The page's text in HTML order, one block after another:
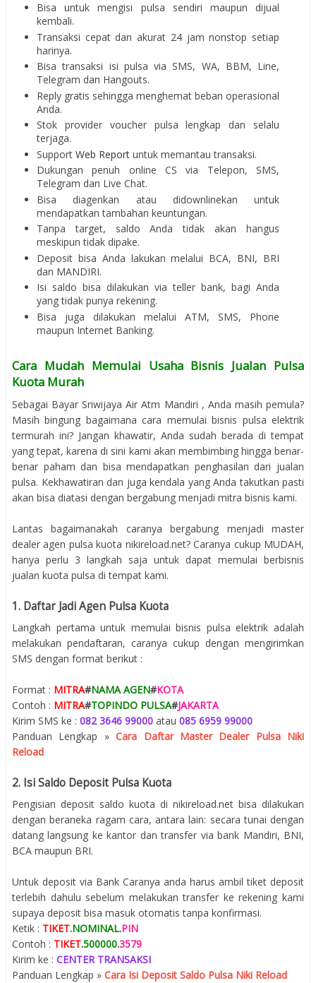
Bisa untuk mengisi pulsa sendiri maupun dijual
kembali.
Transaksi cepat dan akurat 24 jam nonstop setiap
harinya.
Bisa transaksi isi pulsa via SMS, WA, BBM, Line,
Telegram dan Hangouts.
Reply gratis sehingga menghemat beban operasional
Anda.
Stok provider voucher pulsa lengkap dan selalu
terjaga.
Support Web Report untuk memantau transaksi.
Dukungan penuh online CS via Telepon, SMS,
Telegram dan Live Chat.
Bisa diagenkan atau didownlinekan untuk
mendapatkan tambahan keuntungan.
Tanpa target, saldo Anda tidak akan hangus
meskipun tidak dipake.
Deposit bisa Anda lakukan melalui BCA, BNI, BRI
dan MANDIRI.
Isi saldo bisa dilakukan via teller bank, bagi Anda
yang tidak punya rekening.
Bisa juga dilakukan melalui ATM, SMS, Phone
maupun Internet Banking.
Cara Mudah Memulai Usaha Bisnis Jualan Pulsa
Kuota Murah
Sebagai Bayar Sriwijaya Air Atm Mandiri , Anda masih pemula?
Masih bingung bagaimana cara memulai bisnis pulsa elektrik
termurah ini? Jangan khawatir, Anda sudah berada di tempat
yang tepat, karena di sini kami akan membimbing hingga benar-
benar paham dan bisa mendapatkan penghasilan dari jualan
pulsa. Kekhawatiran dan juga kendala yang Anda takutkan pasti
akan bisa diatasi dengan bergabung menjadi mitra bisnis kami.
Lantas bagaimanakah caranya bergabung menjadi master
dealer agen pulsa kuota nikireload.net? Caranya cukup MUDAH,
hanya perlu 3 langkah saja untuk dapat memulai berbisnis
jualan kuota pulsa di tempat kami.
1. Daftar Jadi Agen Pulsa Kuota
Langkah pertama untuk memulai bisnis pulsa elektrik adalah
melakukan pendaftaran, caranya cukup dengan mengirimkan
SMS dengan format berikut :
Format : MITRA#NAMA AGEN#KOTA
Contoh : MITRA#TOPINDO PULSA#JAKARTA
Kirim SMS ke : 082 3646 99000 atau 085 6959 99000
Panduan Lengkap »Cara Daftar Master Dealer Pulsa Niki
Reload
2. Isi Saldo Deposit Pulsa Kuota
Pengisian deposit saldo kuota di nikireload.net bisa dilakukan
dengan beraneka ragam cara, antara lain: secara tunai dengan
datang langsung ke kantor dan transfer via bank Mandiri, BNI,
BCA maupun BRI.
Untuk deposit via Bank Caranya anda harus ambil tiket deposit
terlebih dahulu sebelum melakukan transfer ke rekening kami
supaya deposit bisa masuk otomatis tanpa konfirmasi.
Ketik : TIKET.NOMINAL.PIN
Contoh : TIKET.500000.3579
Kirim ke : CENTER TRANSAKSI
Panduan Lengkap » Cara Isi Deposit Saldo Pulsa Niki Reload